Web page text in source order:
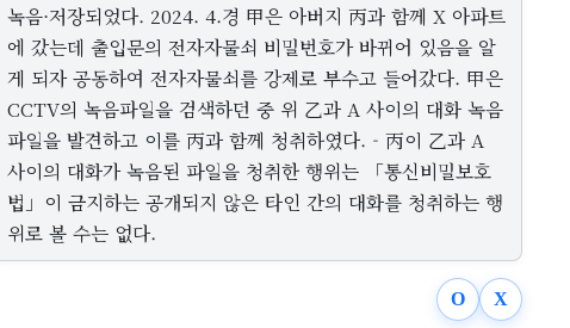
녹음·저장되었다. 2024. 4.경 甲은 아버지 丙과 함께 X 아파트
에 갔는데 출입문의 전자자물쇠 비밀번호가 바뀌어 있음을 알
게 되자 공동하여 전자자물쇠를 강제로 부수고 들어갔다. 甲은
CCTV의 녹음파일을 검색하던 중 위 乙과 A 사이의 대화 녹음
파일을 발견하고 이를 丙과 함께 청취하였다. - 丙이 乙과 A
사이의 대화가 녹음된 파일을 청취한 행위는 「통신비밀보호
법」이 금지하는 공개되지 않은 타인 간의 대화를 청취하는 행
위로 볼 수는 없다.
O X